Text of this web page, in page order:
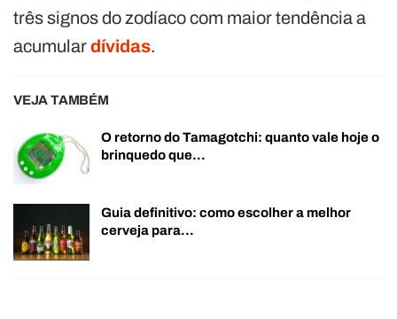
três signos do zodíaco com maior tendência a
acumulardívidas.
VEJA TAMBÉM
O retorno do Tamagotchi: quanto vale hoje o
brinquedo que…
Guia definitivo: como escolher a melhor
cerveja para…